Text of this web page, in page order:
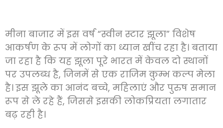
मीना बाजार में इस वर्ष “स्वीन स्टार झूला” विशेष
आकर्षण के रूप में लोगों का ध्यान खींच रहा है। बताया
जा रहा है कि यह झूला पूरे भारत में केवल दो स्थानों
पर उपलब्ध है, जिनमें से एक राजिम कुम्भ कल्प मेला
है। इस झूले का आनंद बच्चे, महिलाएं और पुरुष समान
रूप से ले रहे हैं, जिससे इसकी लोकप्रियता लगातार
बढ़ रही है।